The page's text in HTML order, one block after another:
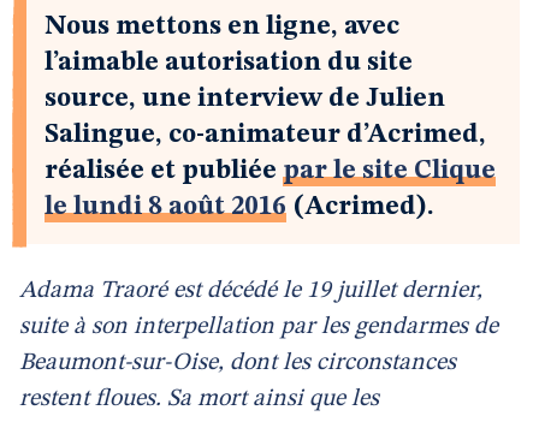
Nous mettons en ligne, avec
l’aimable autorisation du site
source, une interview de Julien
Salingue, co-animateur d’Acrimed,
réalisée et publiée par le site Clique
le lundi 8 août 2016 (Acrimed).
Adama Traoré est décédé le 19 juillet dernier,
suite à son interpellation par les gendarmes de
Beaumont-sur-Oise, dont les circonstances
restent floues. Sa mort ainsi que les